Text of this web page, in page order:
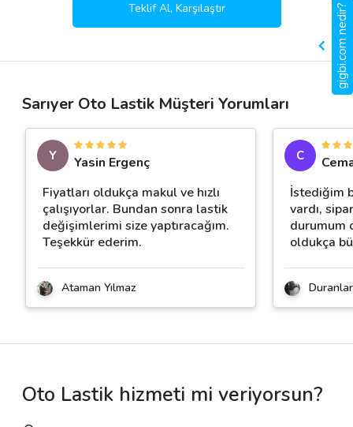
Teklif Al, Karşılaştır
Sarıyer Oto Lastik Müşteri Yorumları
Y
Yasin Ergenç
Fiyatları oldukça makul ve hızlı
çalışıyorlar. Bundan sonra lastik
değişimlerimi size yaptıracağım.
Teşekkür ederim.
Ataman Yılmaz
C
İstediğim
vardı,
durumum
oldukça
Oto Lastik hizmeti mi veriyorsun?
gigbi.com nedir?